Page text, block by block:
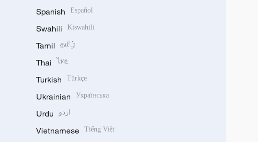
Spanish Español
Swahili Kiswahili
Tamil தமிழ்
Thai ไทย
Turkish Türkçe
Ukrainian Українська
Urdu اردو
Vietnamese Tiếng Việt